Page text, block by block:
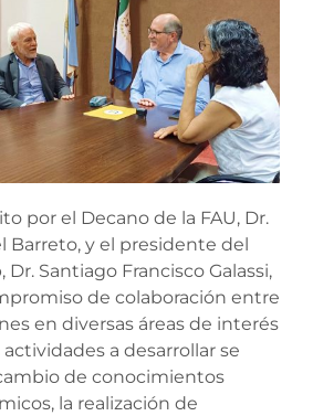
por el Decano de la FAU, Dr.
Barreto, y el presidente del
Santiago Francisco Galassi,
de colaboración entre
en diversas áreas de interés
a desarrollar se
de conocimientos
la realización de